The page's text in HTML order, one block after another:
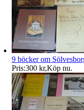
9 böcker om
Pris:300 kr,Köp nu.